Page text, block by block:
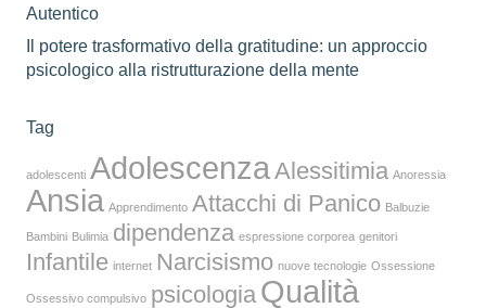
Autentico
Il potere trasformativo della gratitudine: un approccio
psicologico alla ristrutturazione della mente
Tag
adolescenti AdolescenzaAlessitimia Anoressia
Ansia Apprendimento Attacchi di Panico Balbuzie
Bambini Bulimia dipendenza espressione corporea genitori
Infantile internet Narcisismo nuove tecnologie Ossessione
Ossessivo compulsivo psicologia Qualità